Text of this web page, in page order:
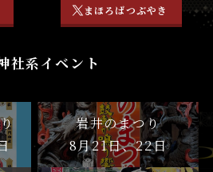
まほろばつぶやき
社系イベント
岩井のまつり
8月21日、22日